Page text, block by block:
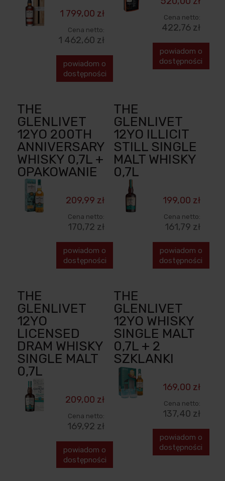
1 799,00 zł
Cena netto:
1 462,60 zł
powiadom o
dostępności
Cena netto:
422,76 zł
powiadom o
dostępności
THE
GLENLIVET
12YO 200TH
ANNIVERSARY
WHISKY 0,7L +
OPAKOWANIE
209,99 zł
Cena netto:
170,72 zł
powiadom o
dostępności
THE
GLENLIVET
12YO ILLICIT
STILL SINGLE
MALT WHISKY
0,7L
199,00 zł
Cena netto:
161,79 zł
powiadom o
dostępności
THE
GLENLIVET
12YO
LICENSED
DRAM WHISKY
SINGLE MALT
0,7L
209,00 zł
Cena netto:
169,92 zł
powiadom o
dostępności
THE
GLENLIVET
12YO WHISKY
SINGLE MALT
0,7L + 2
SZKLANKI
169,00 zł
Cena netto:
137,40 zł
powiadom o
dostępności